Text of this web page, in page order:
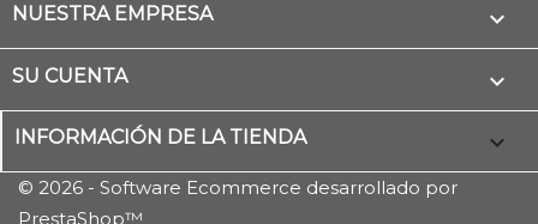
NUESTRA EMPRESA 
SU CUENTA 
INFORMACIÓN DE LA TIENDA keyboard_arrow_down
© 2026 - Software Ecommerce desarrollado por
PrestaShop™